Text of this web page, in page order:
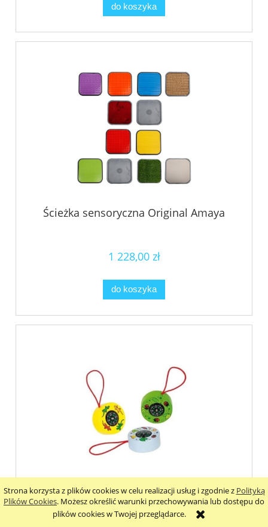
Strona korzysta z plików cookies w celu realizacji usług i zgodnie z Polityką
Plików Cookies. Możesz określić warunki przechowywania lub dostępu do
plików cookies w Twojej przeglądarce.
do koszyka
Ścieżka sensoryczna Original Amaya
1 228,00 zł
do koszyka
Kompas zwierzątka, Goki 60866